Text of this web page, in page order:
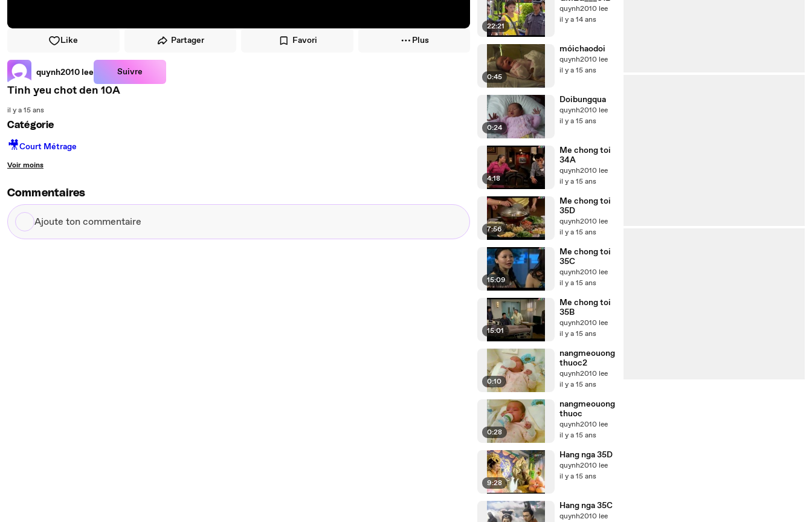
Like Partager Favori Plus
quynh2010 lee Suivre
Tinh yeu chot den 10A
il y a 15 ans
Catégorie
🎥Court Métrage
Voir moins
Commentaires
Ajoute
ton
22:21
quynh2010 lee
il y a 14 ans
0:45
móichaodoi
quynh2010 lee
il y a 15 ans
0:24
Doibungqua
quynh2010 lee
il y a 15 ans
4:18
Me chong toi
34A
quynh2010 lee
il y a 15 ans
7:56
Me chong toi
35D
quynh2010 lee
il y a 15 ans
15:09
Me chong toi
35C
quynh2010 lee
il y a 15 ans
15:01
Me chong toi
35B
quynh2010 lee
il y a 15 ans
0:10
nangmeouong
thuoc2
quynh2010 lee
il y a 15 ans
0:28
nangmeouong
thuoc
quynh2010 lee
il y a 15 ans
9:28
Hang nga 35D
quynh2010 lee
il y a 15 ans
Hang nga 35C
quynh2010 lee